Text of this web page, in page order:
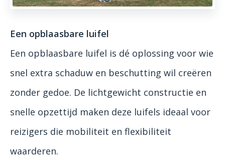
Een opblaasbare luifel
Een opblaasbare luifel is dé oplossing voor wie
snel extra schaduw en beschutting wil creëren
zonder gedoe. De lichtgewicht constructie en
snelle opzettijd maken deze luifels ideaal voor
reizigers die mobiliteit en flexibiliteit
waarderen.